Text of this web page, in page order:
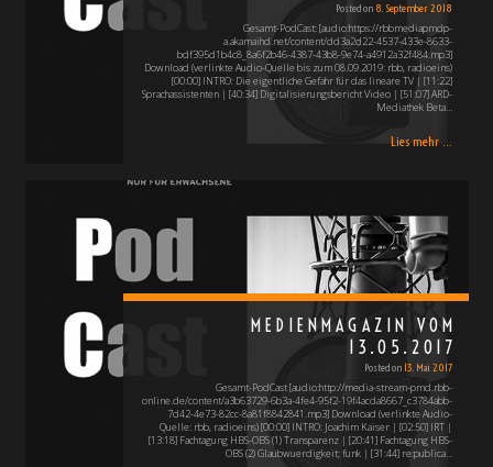
Posted on 8. September 2018
Gesamt-PodCast: [audio:https://rbbmediapmdp-
a.akamaihd.net/content/dd3a2d22-4537-433e-8633-
bdf395d1b4c8_8a6f2b46-4387-43b8-9e74-a4912a32f484.mp3]
Download (verlinkte Audio-Quelle bis zum 08.09.2019: rbb, radioeins)
[00:00] INTRO: Die eigentliche Gefahr für das lineare TV | [11:22]
Sprachassistenten | [40:34] Digitalisierungsbericht Video | [51:07] ARD-
Mediathek Beta…
Lies mehr ...
MEDIENMAGAZIN VOM
13.05.2017
Posted on 13. Mai 2017
Gesamt-PodCast [audio:http://media-stream-pmd.rbb-
online.de/content/a3b63729-6b3a-4fe4-95f2-19f4acda8667_c3784abb-
7d42-4e73-82cc-8a81f8842841.mp3] Download (verlinkte Audio-
Quelle: rbb, radioeins) [00:00] INTRO: Joachim Kaiser | [02:50] IRT |
[13:18] Fachtagung HBS-OBS (1) Transparenz | [20:41] Fachtagung HBS-
OBS (2) Glaubwuerdigkeit; funk | [31:44] re:publica…